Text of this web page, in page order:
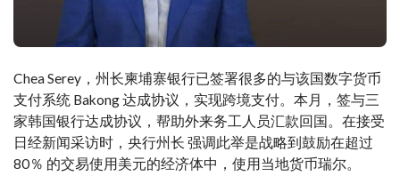
Chea Serey， 州长柬埔寨银行已签署很多的与该国数字货币
支付系统 Bakong 达成协议，实现跨境支付。本月， 签与三
家韩国银行达成协议，帮助外来务工人员汇款回国。在接受
日经新闻采访时，央行州长 强调此举是战略到 鼓励在超过
80％ 的交易使用美元的经济体中，使用当地货币瑞尔。